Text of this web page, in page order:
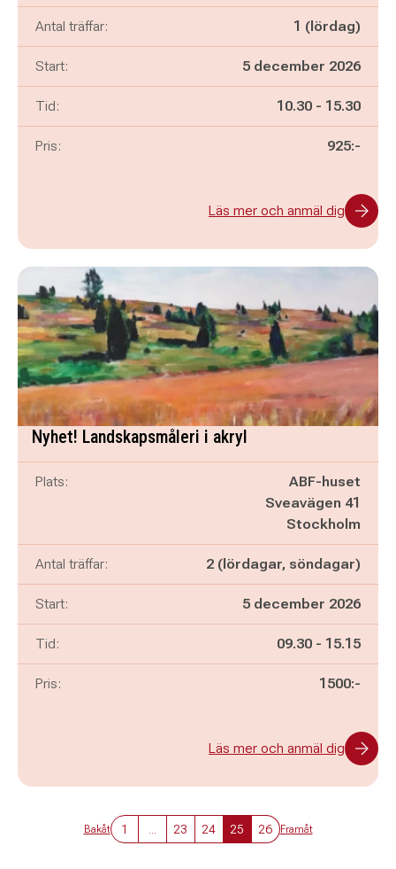
Antal träffar: 1 (lördag)
Start: 5 december 2026
Tid: Pågår mellan
10.30 - och
15.30
Pris: 925:-
Läs mer och anmäl dig
Nyhet! Landskapsmåleri i akryl
Plats:
ABF-huset
Sveavägen 41
Stockholm
Antal träffar: 2 (lördagar, söndagar)
Start: 5 december 2026
Tid: Pågår mellan
09.30 - och
15.15
Pris: 1500:-
Läs mer och anmäl dig
Bakåt 1 23 24 25 26 Framåt